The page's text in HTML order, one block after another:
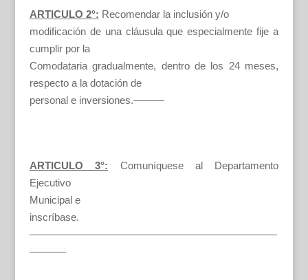
ARTICULO 2°: Recomendar la inclusión y/o
modificación de una cláusula que especialmente fije a
cumplir por la
Comodataria gradualmente, dentro de los 24 meses,
respecto a la dotación de
personal e inversiones.———
ARTICULO 3°:
Comuníquese al Departamento
Ejecutivo
Municipal e
inscríbase.
————————————————————————
———–